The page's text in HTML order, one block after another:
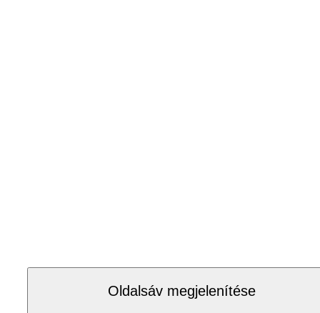
Oldalsáv megjelenítése